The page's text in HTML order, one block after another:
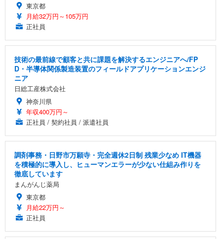
東京都
月給32万円～105万円
正社員
技術の最前線で顧客と共に課題を解決するエンジニアへ/FP
D・半導体関係製造装置のフィールドアプリケーションエンジ
ニア
日総工産株式会社
神奈川県
年収400万円～
正社員 / 契約社員 / 派遣社員
調剤事務・日野市万願寺・完全週休2日制 残業少なめ IT機器
を積極的に導入し、ヒューマンエラーが少ない仕組み作りを
徹底しています
まんがんじ薬局
東京都
月給22万円～
正社員